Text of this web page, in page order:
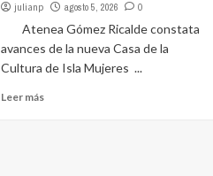
julianp agosto 5, 2026 0
Atenea Gómez Ricalde constata
avances de la nueva Casa de la
Cultura de Isla Mujeres ...
Leer más